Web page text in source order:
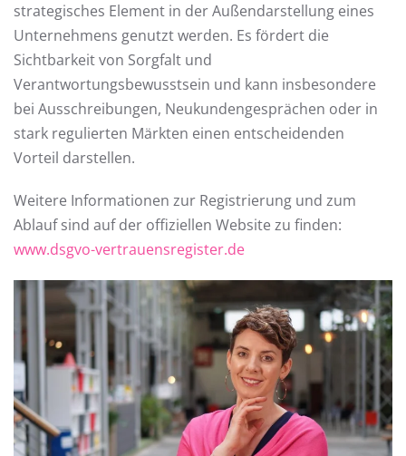
strategisches Element in der Außendarstellung eines
Unternehmens genutzt werden. Es fördert die
Sichtbarkeit von Sorgfalt und
Verantwortungsbewusstsein und kann insbesondere
bei Ausschreibungen, Neukundengesprächen oder in
stark regulierten Märkten einen entscheidenden
Vorteil darstellen.
Weitere Informationen zur Registrierung und zum
Ablauf sind auf der offiziellen Website zu finden:
www.dsgvo-vertrauensregister.de